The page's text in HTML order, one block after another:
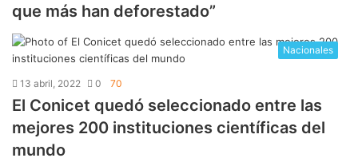
que más han deforestado”
Nacionales
13 abril, 2022 0 70
El Conicet quedó seleccionado entre las
mejores 200 instituciones científicas del
mundo